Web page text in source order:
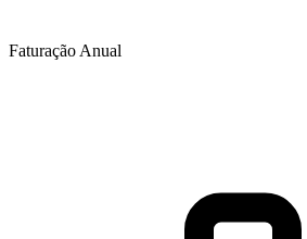
Faturação Anual